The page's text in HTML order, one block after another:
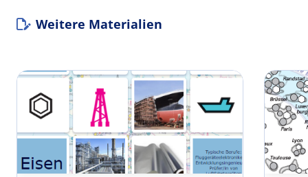
Weitere Materialien